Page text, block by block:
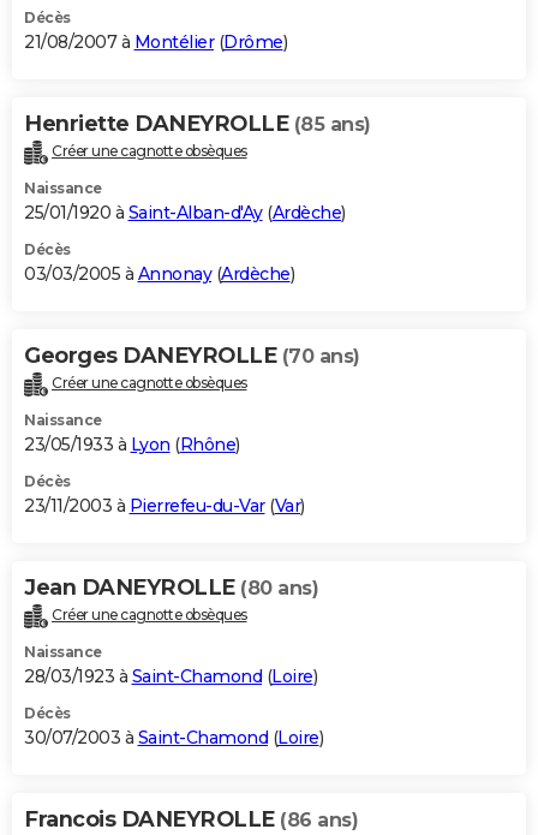
Décès
21/08/2007 à Montélier(Drôme)
Henriette DANEYROLLE (85 ans)
Créer une cagnotte obsèques
Naissance
25/01/1920 à Saint-Alban-d'Ay(Ardèche)
Décès
03/03/2005 à Annonay(Ardèche)
Georges DANEYROLLE (70 ans)
Créer une cagnotte obsèques
Naissance
23/05/1933 à Lyon (Rhône)
Décès
23/11/2003 à Pierrefeu-du-Var(Var)
Jean DANEYROLLE (80 ans)
Créer une cagnotte obsèques
Naissance
28/03/1923 à Saint-Chamond (Loire)
Décès
30/07/2003 à Saint-Chamond (Loire)
Francois DANEYROLLE (86 ans)